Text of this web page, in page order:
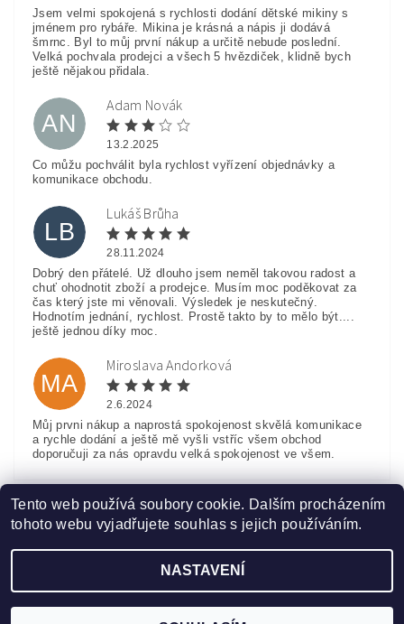
Jsem velmi spokojená s rychlosti dodání dětské mikiny s
jménem pro rybáře. Mikina je krásná a nápis ji dodává
šmrnc. Byl to můj první nákup a určitě nebude poslední.
Velká pochvala prodejci a všech 5 hvězdiček, klidně bych
ještě nějakou přidala.
AN
Adam Novák
13.2.2025
Co můžu pochválit byla rychlost vyřízení objednávky a
komunikace obchodu.
LB
Lukáš Brůha
28.11.2024
Dobrý den přátelé. Už dlouho jsem neměl takovou radost a
chuť ohodnotit zboží a prodejce. Musím moc poděkovat za
čas který jste mi věnovali. Výsledek je neskutečný.
Hodnotím jednání, rychlost. Prostě takto by to mělo být....
ještě jednou díky moc.
MA
Miroslava Andorková
2.6.2024
Můj prvni nákup a naprostá spokojenost skvělá komunikace
a rychle dodání a ještě mě vyšli vstříc všem obchod
doporučuji za nás opravdu velká spokojenost ve všem.
2026 ©www.HobbyTriko.cz, všechna práva vyhrazenaUpravit nastavení cookies
Tento web používá soubory cookie. Dalším procházením
tohoto webu vyjadřujete souhlas s jejich používáním.
NASTAVENÍ